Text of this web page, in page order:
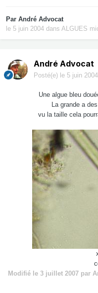
Par André Advocat
le 5 juin 2004 dans ALGUES
André Advocat
Posté(e) le 5 juin 2004
Une algue bleu
La grande a
vu la taille cela
Modifié le 3 juillet 2007 par